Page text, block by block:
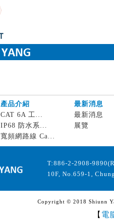
產品介紹
最新消息
CAT 6A 工...
IP68 防水系...
寬頻網路線 Ca...
最新消息
展覽
T:886-2-2908-
10F, No.659-1,
Copyright © 2018 Shiunn
【 電